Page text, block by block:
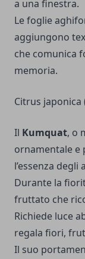
a una finestra.
Le foglie
aggiungono
che comunica
memoria.
Citrus
Il Kumquat, o
ornamentale e
l’essenza degli
Durante la
fruttato che
Richiede luce
regala fiori,
Il suo